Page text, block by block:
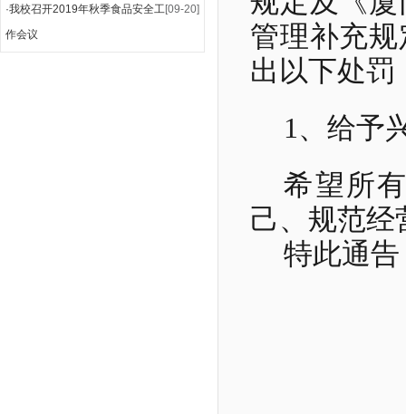
[09-20]
·我校召开2019年秋季食品安全工
作会议
管理补充
出以下处罚
1、给予
希望所
己、规范经
特此通